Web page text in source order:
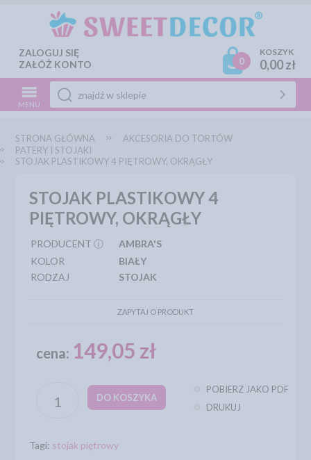
ZALOGUJ SIĘ
ZAŁÓŻ KONTO
0
KOSZYK
0,00 zł
MENU
STRONA GŁÓWNA
AKCESORIA DO TORTÓW
PATERY I STOJAKI
STOJAK PLASTIKOWY 4 PIĘTROWY, OKRĄGŁY
STOJAK PLASTIKOWY 4
PIĘTROWY, OKRĄGŁY
PRODUCENT ⓘ
AMBRA'S
KOLOR
BIAŁY
RODZAJ
STOJAK
ZAPYTAJ O PRODUKT
cena: 149,05 zł
DO KOSZYKA
POBIERZ JAKO PDF
DRUKUJ
Tagi: stojak piętrowy